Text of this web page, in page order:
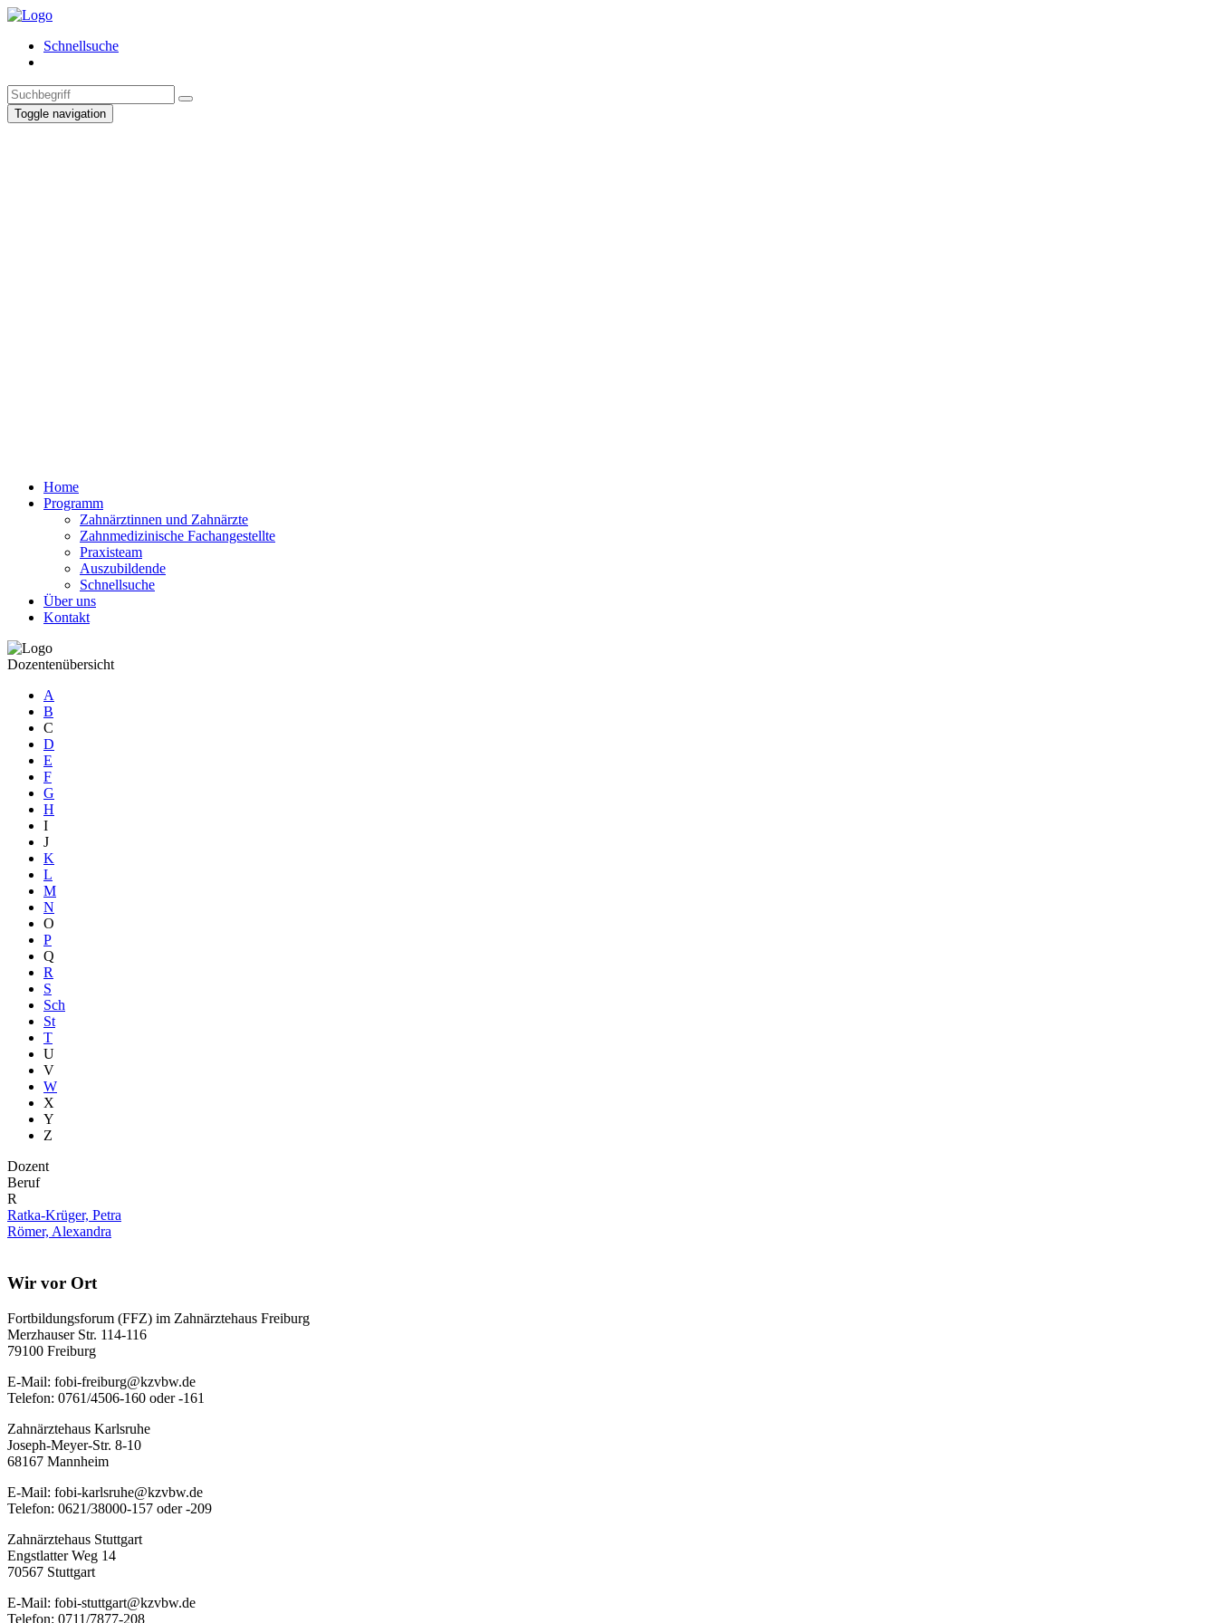
Schnellsuche
Toggle navigation
Home
Programm
Zahnärztinnen und Zahnärzte
Zahnmedizinische Fachangestellte
Praxisteam
Auszubildende
Schnellsuche
Über uns
Kontakt
Dozentenübersicht
A
B
C
D
E
F
G
H
I
J
K
L
M
N
O
P
Q
R
S
Sch
St
T
U
V
W
X
Y
Z
Dozent
Beruf
R
Ratka-Krüger, Petra
Römer, Alexandra
Wir vor Ort
Fortbildungsforum (FFZ) im Zahnärztehaus Freiburg
Merzhauser Str. 114-116
79100 Freiburg
E-Mail: fobi-freiburg@kzvbw.de
Telefon: 0761/4506-160 oder -161
Zahnärztehaus Karlsruhe
Joseph-Meyer-Str. 8-10
68167 Mannheim
E-Mail: fobi-karlsruhe@kzvbw.de
Telefon: 0621/38000-157 oder -209
Zahnärztehaus Stuttgart
Engstlatter Weg 14
70567 Stuttgart
E-Mail: fobi-stuttgart@kzvbw.de
Telefon: 0711/7877-208